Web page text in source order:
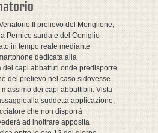
prelievo del Moriglione,
Pernice sarda e del Coniglio
in tempo reale mediante
dedicata alla
capi abbattuti onde predisporre
del prelievo nel caso sidovesse
dei capi abbattibili. Vista
suddetta applicazione,
che non disporrà
ad inoltrare apposita